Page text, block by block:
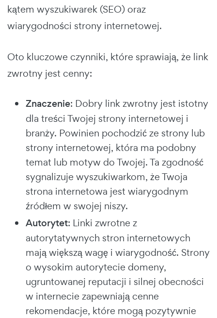
kątem wyszukiwarek (SEO) oraz
wiarygodności strony internetowej.
Oto kluczowe czynniki, które sprawiają, że link
zwrotny jest cenny:
Znaczenie: Dobry link zwrotny jest istotny
dla treści Twojej strony internetowej i
branży. Powinien pochodzić ze strony lub
strony internetowej, która ma podobny
temat lub motyw do Twojej. Ta zgodność
sygnalizuje wyszukiwarkom, że Twoja
strona internetowa jest wiarygodnym
źródłem w swojej niszy.
Autorytet: Linki zwrotne z
autorytatywnych stron internetowych
mają większą wagę i wiarygodność. Strony
o wysokim autorytecie domeny,
ugruntowanej reputacji i silnej obecności
w internecie zapewniają cenne
rekomendacje, które mogą pozytywnie